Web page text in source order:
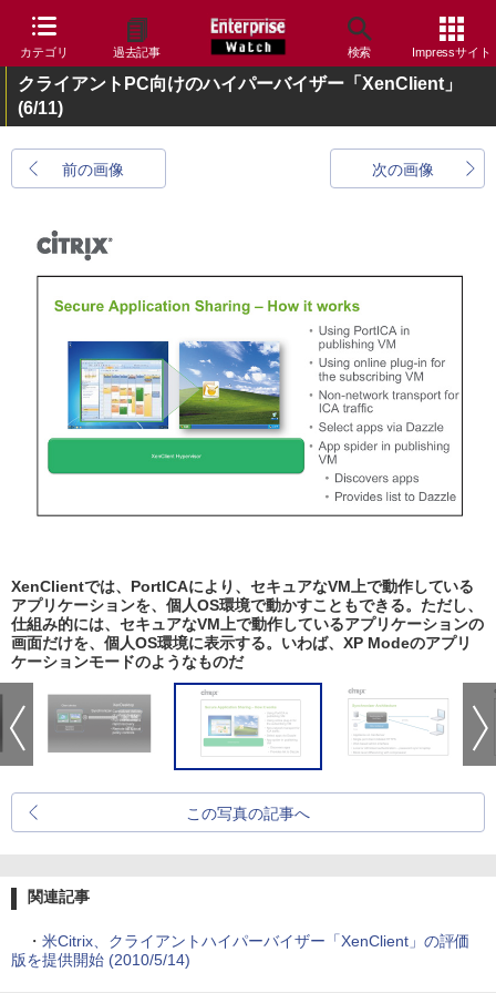
カテゴリ 過去記事 検索 Impressサイト
クライアントPC向けのハイパーバイザー「XenClient」
(6/11)
前の画像 次の画像
XenClientでは、PortICAにより、セキュアなVM上で動作している
アプリケーションを、個人OS環境で動かすこともできる。ただし、
仕組み的には、セキュアなVM上で動作しているアプリケーションの
画面だけを、個人OS環境に表示する。いわば、XP Modeのアプリ
ケーションモードのようなものだ
この写真の記事へ
関連記事
・ 米Citrix、クライアントハイパーバイザー「XenClient」の評価
版を提供開始 (2010/5/14)